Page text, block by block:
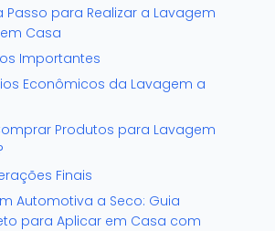
Passo para Realizar a Lavagem
Casa
Importantes
Econômicos da Lavagem a
Produtos para Lavagem
Finais
Automotiva a Seco: Guia
para Aplicar em Casa com